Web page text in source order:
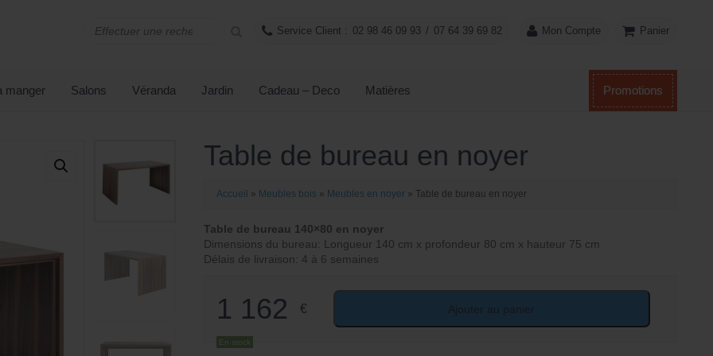
Service Client : 02 98 46 09 93 / 07 64 39 69 82 Mon Compte Panier
manger Salons Véranda Jardin Cadeau – Deco Matières Promotions
Table de bureau en noyer
Accueil » Meubles bois » Meubles en noyer » Table de bureau en noyer
Table de bureau 140×80 en noyer
Dimensions du bureau: Longueur 140 cm x profondeur 80 cm x hauteur 75 cm
Délais de livraison: 4 à 6 semaines
1 162 €
En stock
Ajouter au panier